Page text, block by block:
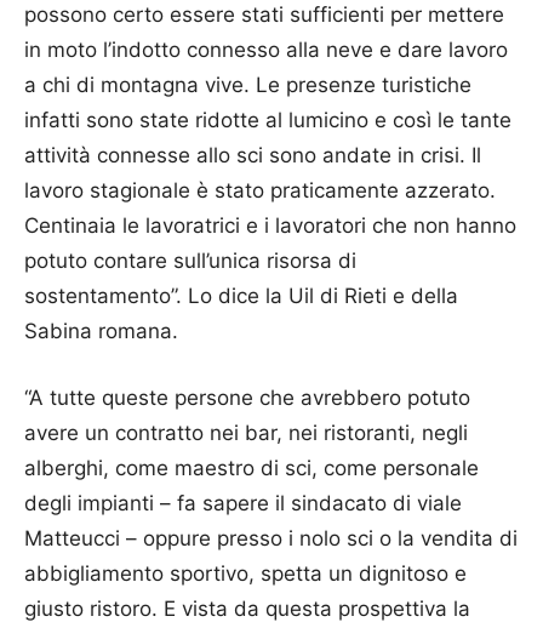
possono certo essere stati sufficienti per mettere
in moto l’indotto connesso alla neve e dare lavoro
a chi di montagna vive. Le presenze turistiche
infatti sono state ridotte al lumicino e così le tante
attività connesse allo sci sono andate in crisi. Il
lavoro stagionale è stato praticamente azzerato.
Centinaia le lavoratrici e i lavoratori che non hanno
potuto contare sull’unica risorsa di
sostentamento”. Lo dice la Uil di Rieti e della
Sabina romana.
“A tutte queste persone che avrebbero potuto
avere un contratto nei bar, nei ristoranti, negli
alberghi, come maestro di sci, come personale
degli impianti – fa sapere il sindacato di viale
Matteucci – oppure presso i nolo sci o la vendita di
abbigliamento sportivo, spetta un dignitoso e
giusto ristoro. E vista da questa prospettiva la